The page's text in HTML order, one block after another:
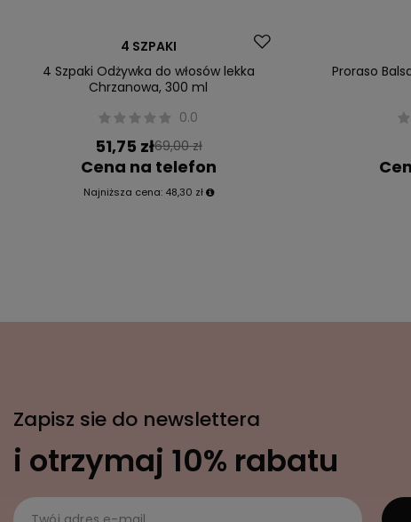
4 SZPAKI
4 Szpaki Odżywka do włosów lekka
Chrzanowa, 300 ml
0.0
51,75 zł69,00 zł
Cena na telefon
Najniższa cena: 48,30 zł
Proraso
Zapisz sie do newslettera
i otrzymaj 10% rabatu